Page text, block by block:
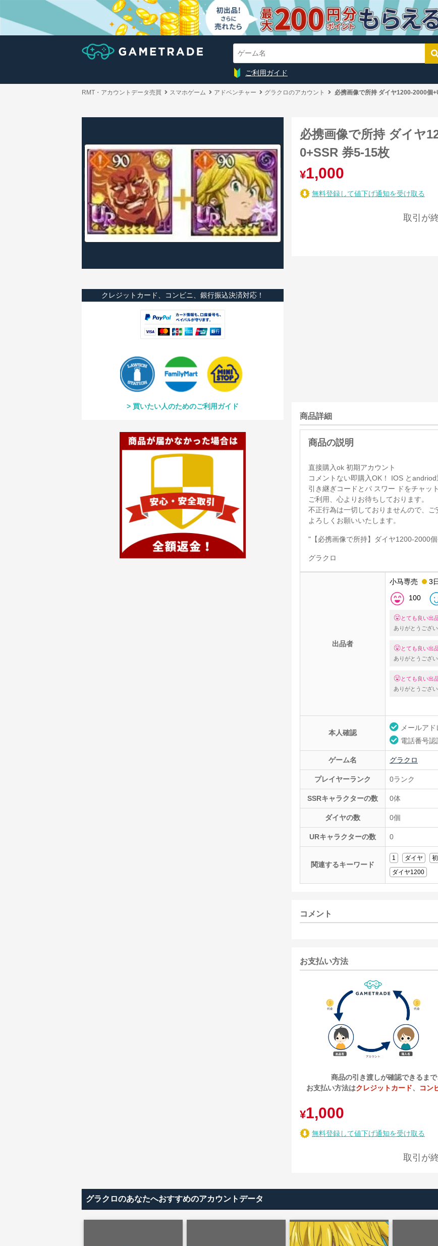
ご利用ガイド
RMT・アカウントデータ売買 スマホゲーム アドベンチャー グラクロのアカウント 必携画像で所持 ダイヤ1200-2000個
クレジットカード、コンビニ、銀行振込決済対応！
買いたい人のためのご利用ガイド
必携画像で所持 ダイヤ
0+SSR 券5-15枚
¥1,000
無料登録して値下げ通知を受け取る
取引が
商品詳細
直接購入ok 初期アカウント
コメントない即購入OK！ IOS とandriod
引き継ぎコードとパ スワー ドをチャッ
ご利用、心よりお待ちしております。
不正行為は一切しておりませんので、ご
よろしくお願いいたします。
"【必携画像で所持】ダイヤ1200-2000
グラクロ
出品者
小马専売 3
100
とても良い出
ありがとうござ
とても良い出
ありがとうござい
とても良い出
ありがとうござ
本人確認
メールア
電話番号認
ゲーム名 グラクロ
プレイヤーランク 0ランク
SSRキャラクターの数 0体
ダイヤの数 0個
URキャラクターの数 0
関連するキーワード
1 ダイヤ
ダイヤ1200
コメント
お支払い方法
商品の引き渡しが確認できるま
お支払い方法はクレジットカード、 コン
¥1,000
無料登録して値下げ通知を受け取る
取引が
グラクロのあなたへおすすめのアカウントデータ